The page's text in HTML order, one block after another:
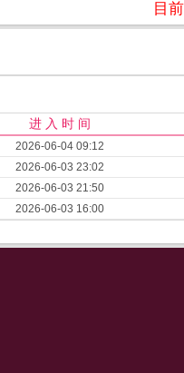
目
进 入 时 间
2026-06-04 09:12
2026-06-03 23:02
2026-06-03 21:50
2026-06-03 16:00